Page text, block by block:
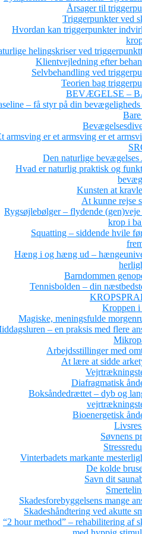
Årsager til
Triggerpunkter ved
Hvordan kan triggerpunkter
helingskriser ved
Klientvejledning efter
Selvbehandling ved
Teorien bag
BEVÆGELSE –
– få styr på din bevægeligheds
armsving er et armsving er et
Den naturlige
Hvad er naturlig praktisk og
Kunsten at
At kunne rejse
Rygsøjlebølger – flydende
krop i
Squatting – siddende hvile
Hæng i og hæng ud –
Barndommen
Tennisbolden – din
Kroppen i
Magiske, meningsfulde
– en praksis med flere
Arbejdsstillinger med
At lære at sidde
Diafragmatisk
Boksåndedrættet – dyb og
Bioenergetisk
Søvnens
Vinterbadets markante
De kolde
Savn dit
Skadesforebyggelsens mange
Skadeshåndtering ved akutte
“2 hour method” – rehabilitering af